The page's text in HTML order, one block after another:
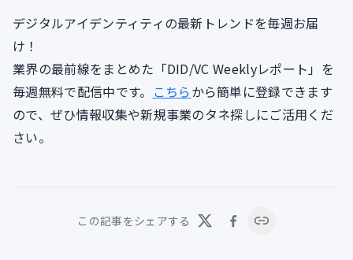
デジタルアイデンティティの最新トレンドを毎週お届
け！
業界の最前線をまとめた「DID/VC Weeklyレポート」を
毎週無料で配信中です。 こちらから簡単に登録できます
ので、ぜひ情報収集や新規事業のタネ探しにご活用くだ
さい。
この記事をシェアする